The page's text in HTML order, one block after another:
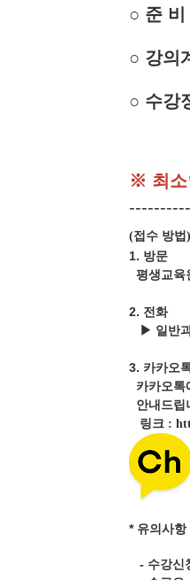
○ 준 비
○ 강의
○ 수강
※ 최
(접수 방법 )
1. 방문
평생교육
2. 전화
▶ 일반
3. 카카오
카카오톡
안내드립
링크 :
* 유의사항
- 수강신